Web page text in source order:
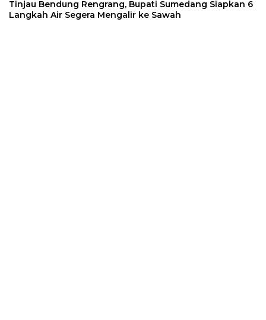
Tinjau Bendung Rengrang, Bupati Sumedang Siapkan 6
Langkah Air Segera Mengalir ke Sawah